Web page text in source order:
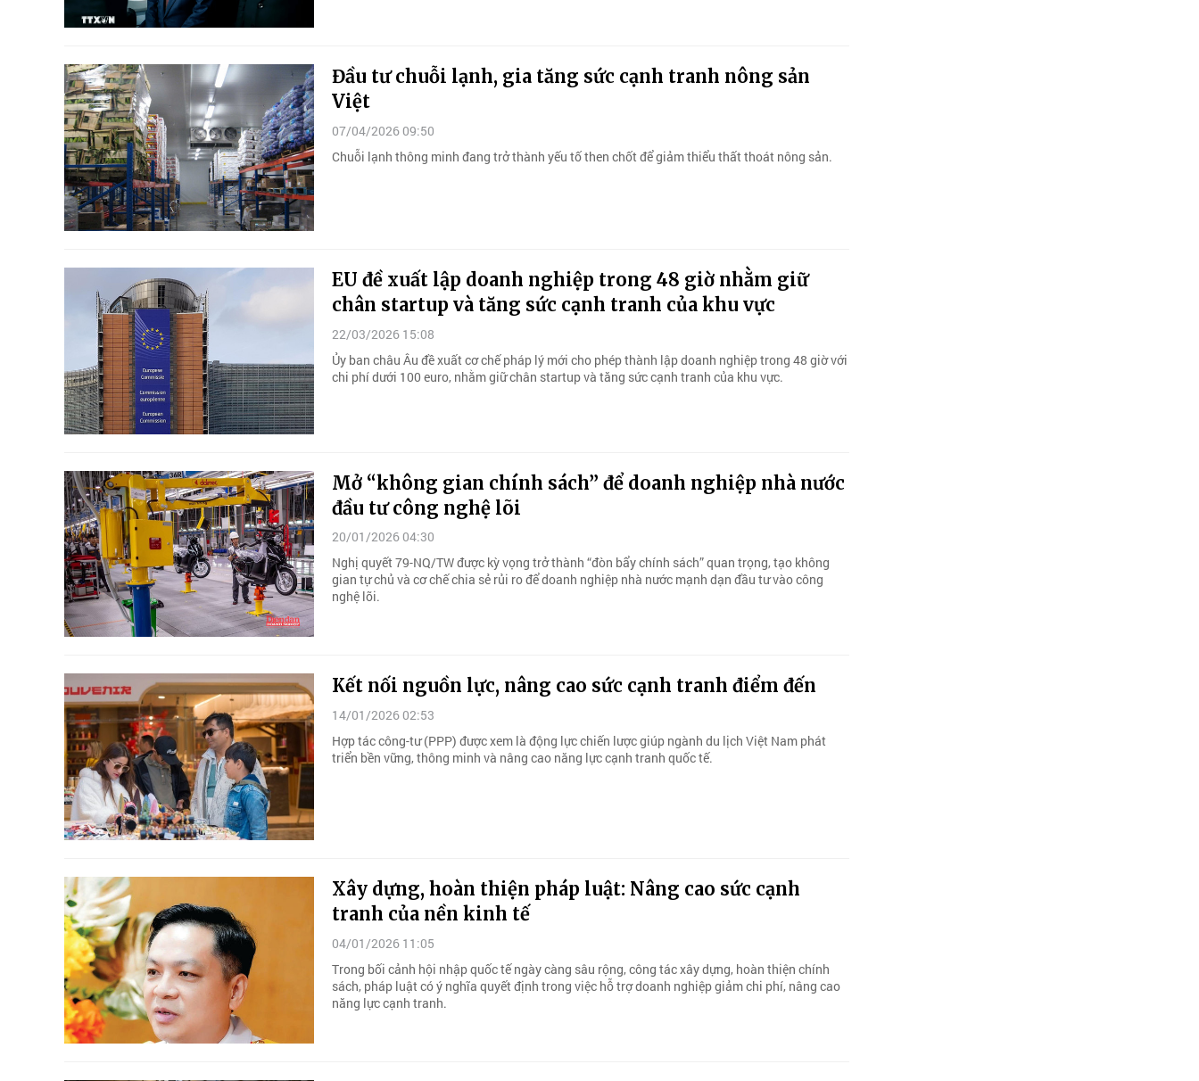
Đầu tư chuỗi lạnh, gia tăng sức cạnh tranh nông sản
Việt
07/04/2026 09:50
Chuỗi lạnh thông minh đang trở thành yếu tố then chốt để giảm thiểu thất thoát nông sản.
EU đề xuất lập doanh nghiệp trong 48 giờ nhằm giữ
chân startup và tăng sức cạnh tranh của khu vực
22/03/2026 15:08
Ủy ban châu Âu đề xuất cơ chế pháp lý mới cho phép thành lập doanh nghiệp trong 48 giờ với
chi phí dưới 100 euro, nhằm giữ chân startup và tăng sức cạnh tranh của khu vực.
Mở “không gian chính sách” để doanh nghiệp nhà nước
đầu tư công nghệ lõi
20/01/2026 04:30
Nghị quyết 79-NQ/TW được kỳ vọng trở thành “đòn bẩy chính sách” quan trọng, tạo không
gian tự chủ và cơ chế chia sẻ rủi ro để doanh nghiệp nhà nước mạnh dạn đầu tư vào công
nghệ lõi.
Kết nối nguồn lực, nâng cao sức cạnh tranh điểm đến
14/01/2026 02:53
Hợp tác công-tư (PPP) được xem là động lực chiến lược giúp ngành du lịch Việt Nam phát
triển bền vững, thông minh và nâng cao năng lực cạnh tranh quốc tế.
Xây dựng, hoàn thiện pháp luật: Nâng cao sức cạnh
tranh của nền kinh tế
04/01/2026 11:05
Trong bối cảnh hội nhập quốc tế ngày càng sâu rộng, công tác xây dựng, hoàn thiện chính
sách, pháp luật có ý nghĩa quyết định trong việc hỗ trợ doanh nghiệp giảm chi phí, nâng cao
năng lực cạnh tranh.